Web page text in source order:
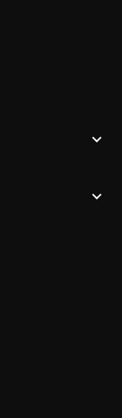
expand_more
expand_more